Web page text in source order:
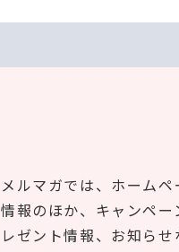
メルマガでは、ホーム
情報のほか、キャンペ
レゼント情報、お知ら